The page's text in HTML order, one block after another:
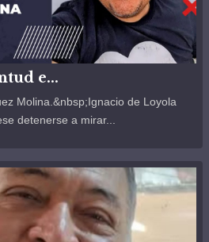
e...
Molina.&nbsp;Ignacio de Loyola
detenerse a mirar...